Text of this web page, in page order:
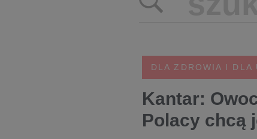
CORE TEAM
DLA ZDROWIA I DLA
Kantar:
Polacy chcą